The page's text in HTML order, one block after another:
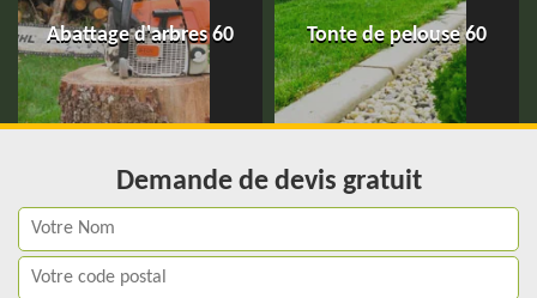
Abattage d'arbres 60 Tonte de pelouse 60
Demande de devis gratuit